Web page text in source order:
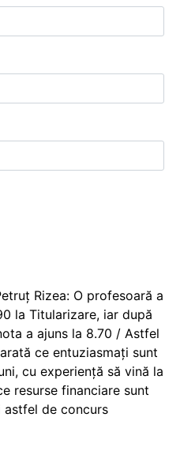
Rizea: O profesoară a
la Titularizare, iar după
a ajuns la 8.70 / Astfel
ce entuziasmați sunt
cu experiență să vină la
resurse financiare sunt
astfel de concurs